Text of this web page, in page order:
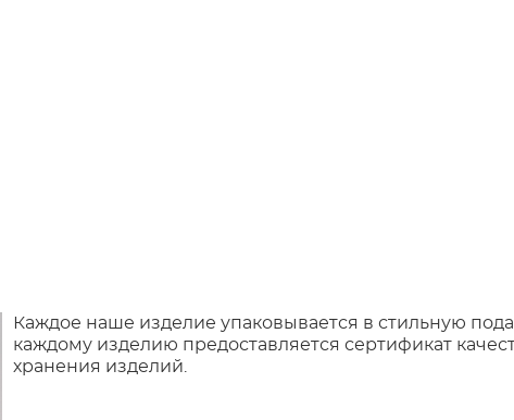
Каждое наше изделие упаковывается в стильную
каждому изделию предоставляется сертификат
хранения изделий.